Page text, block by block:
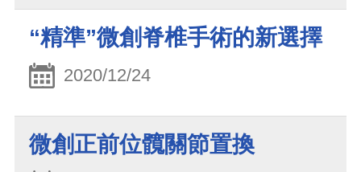
“精準”微創脊椎手術的新選擇
2020/12/24
微創正前位髖關節置換